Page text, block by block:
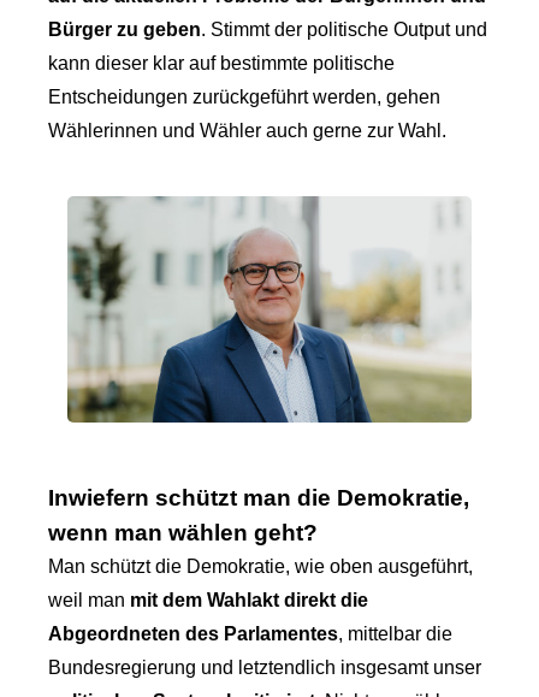
Bürger zu geben. Stimmt der politische Output und
kann dieser klar auf bestimmte politische
Entscheidungen zurückgeführt werden, gehen
Wählerinnen und Wähler auch gerne zur Wahl.
Inwiefern schützt man die Demokratie,
wenn man wählen geht?
Man schützt die Demokratie, wie oben ausgeführt,
weil man mit dem Wahlakt direkt die
Abgeordneten des Parlamentes, mittelbar die
Bundesregierung und letztendlich insgesamt unser